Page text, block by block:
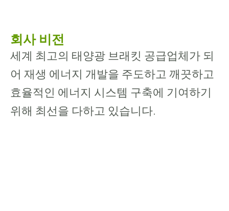
회사 비전
세계 최고의 태양광 브래킷 공급업체가 되
어 재생 에너지 개발을 주도하고 깨끗하고
효율적인 에너지 시스템 구축에 기여하기
위해 최선을 다하고 있습니다.